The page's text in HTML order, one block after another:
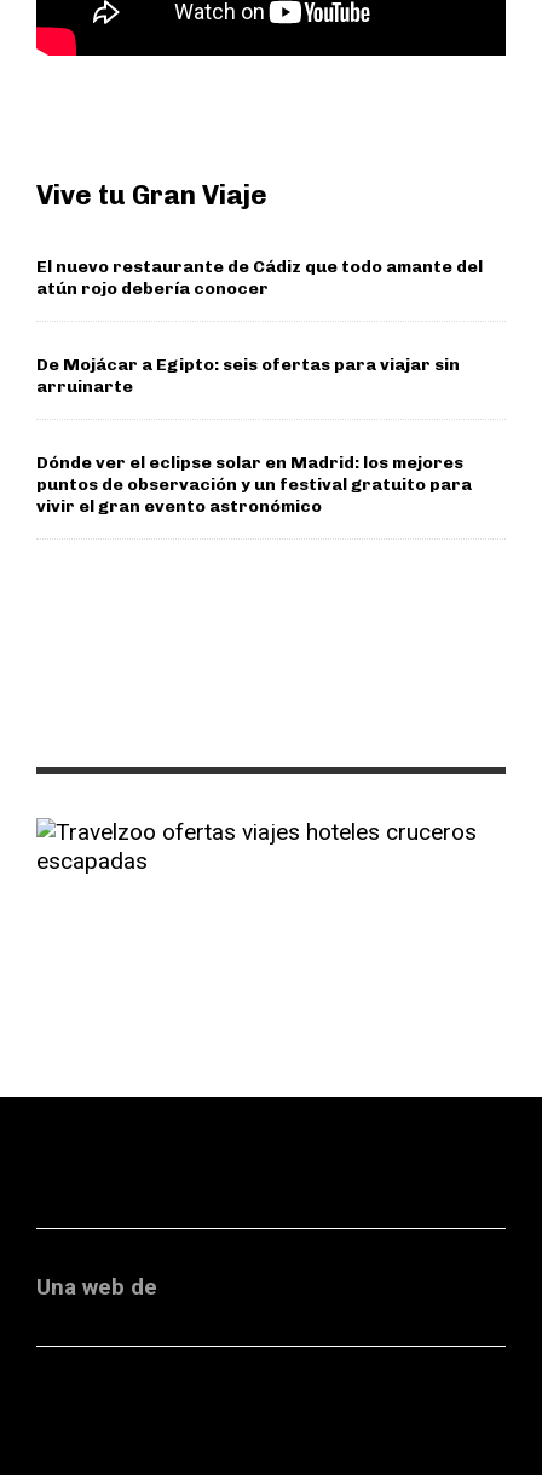
Vive tu Gran Viaje
El nuevo restaurante de Cádiz que todo amante del
atún rojo debería conocer
De Mojácar a Egipto: seis ofertas para viajar sin
arruinarte
Dónde ver el eclipse solar en Madrid: los mejores
puntos de observación y un festival gratuito para
vivir el gran evento astronómico
Una web de